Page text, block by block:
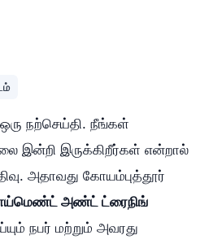
ஒரு நற்செய்தி. நீங்கள்
இன்றி இருக்கிறீர்கள் என்றால்
அதாவது கோயம்புத்தூர்
அண்ட் ட்ரைநிங்
நபர் மற்றும் அவரது